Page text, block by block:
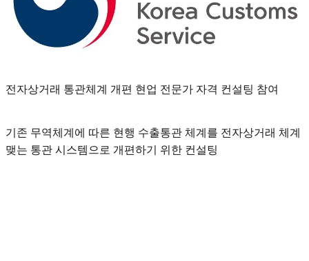
전자상거래 통관체계 개편 현업 전문가 자격 컨설팅 참여
기존 무역체계에 따른 현행 수출통관 체계를 전자상거래 체계
맺는 통관 시스템으로 개편하기 위한 컨설팅